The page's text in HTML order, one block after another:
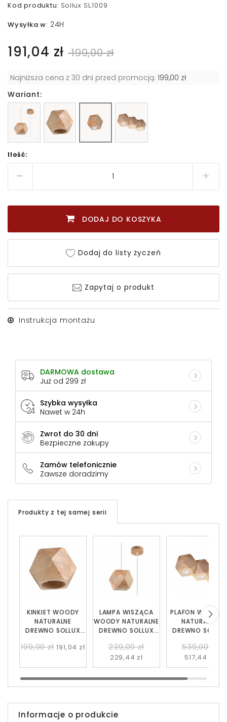
Kod produktu: Sollux SL.1009
Wysyłka w: 24H
191,04 zł 199,00 zł
Najniższa cena z 30 dni przed promocją: 199,00 zł
Wariant:
Ilość:
DODAJ DO KOSZYKA
Dodaj do listy życzeń
Zapytaj o produkt
Instrukcja montażu
DARMOWA dostawa
Już od 299 zł
Szybka wysyłka
Nawet w 24h
Zwrot do 30 dni
Bezpieczne zakupy
Zamów telefonicznie
Zawsze doradzimy
Produkty z tej samej serii
PLAFON WOODY
NATURALNE
DREWNO SOLLUX
539,00 zł
517,44 zł
KINKIET WOODY
NATURALNE
DREWNO SOLLUX
199,00 zł 191,04 zł
LAMPA WISZĄCA
WOODY NATURALNE
DREWNO SOLLUX
239,00 zł
229,44 zł
Informacje o produkcie